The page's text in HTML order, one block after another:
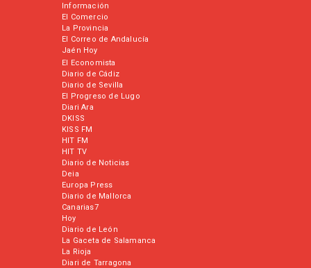
Información
El Comercio
La Provincia
El Correo de Andalucía
Jaén Hoy
El Economista
Diario de Cádiz
Diario de Sevilla
El Progreso de Lugo
Diari Ara
DKISS
KISS FM
HIT FM
HIT TV
Diario de Noticias
Deia
Europa Press
Diario de Mallorca
Canarias7
Hoy
Diario de León
La Gaceta de Salamanca
La Rioja
Diari de Tarragona